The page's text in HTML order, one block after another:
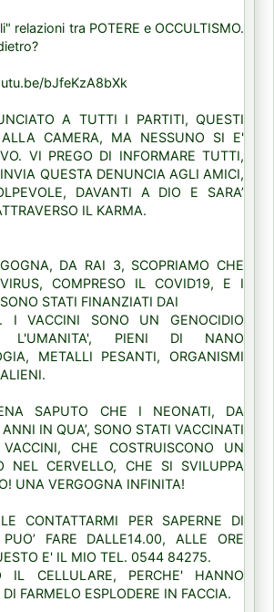
relazioni tra POTERE e OCCULTISMO.
bJfeKzA8bXk
A TUTTI I PARTITI, QUESTI
CAMERA, MA NESSUNO SI E'
VI PREGO DI INFORMARE TUTTI,
QUESTA DENUNCIA AGLI AMICI,
DAVANTI A DIO E SARA’
IL KARMA.
DA RAI 3, SCOPRIAMO CHE
COMPRESO IL COVID19, E I
STATI FINANZIATI DAI
I VACCINI SONO UN GENOCIDIO
L'UMANITA', PIENI DI NANO
METALLI PESANTI, ORGANISMI
SAPUTO CHE I NEONATI, DA
IN QUA’, SONO STATI VACCINATI
CHE COSTRUISCONO UN
NEL CERVELLO, CHE SI SVILUPPA
UNA VERGOGNA INFINITA!
CONTATTARMI PER SAPERNE DI
FARE DALLE14.00, ALLE ORE
E' IL MIO TEL. 0544 84275.
IL CELLULARE, PERCHE' HANNO
FARMELO ESPLODERE IN FACCIA.